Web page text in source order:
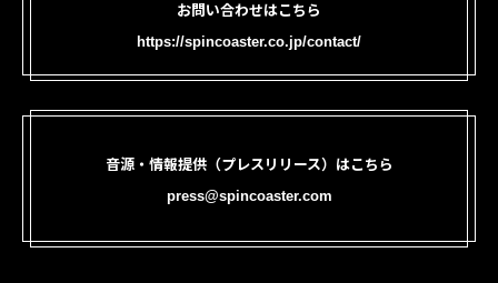
お問い合わせはこちら
https://spincoaster.co.jp/contact/
音源・情報提供（プレスリリース）はこちら
press@spincoaster.com